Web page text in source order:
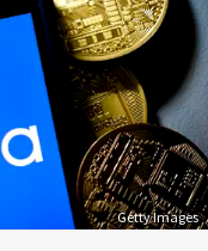
Getty Images